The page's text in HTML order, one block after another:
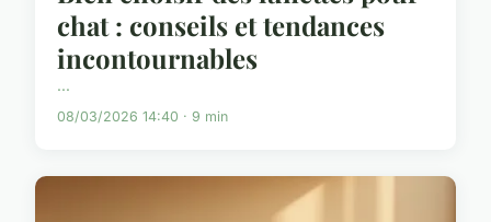
chat : conseils et tendances
incontournables
...
08/03/2026 14:40 · 9 min